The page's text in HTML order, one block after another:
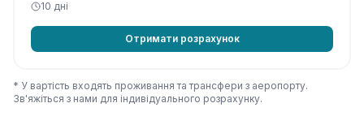
10 дні
Отримати розрахунок
* У вартість входять проживання та трансфери з аеропорту.
Зв'яжіться з нами для індивідуального розрахунку.